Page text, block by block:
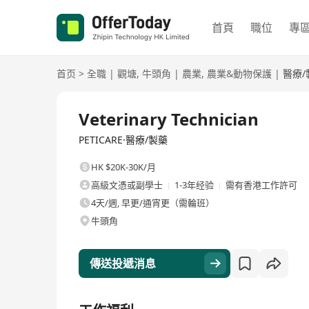
首頁 職位 專
首页 > 全職 | 觀塘, 牛頭角 | 農業, 農業&動物保護 | 醫療/
Veterinary Technician
PETICARE·醫療/製藥
HK $20K-30K/月
高級文憑或副學士
1-3年经验
需有香港工作許可
4天/週, 早更/通宵更（需輪班）
牛頭角
傳送投遞消息